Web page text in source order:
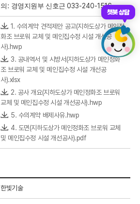
의 : 경영지원부 신호근033-240-1516
1. 수의계약 견적제안 공고(지하도상가 메인정
화조 브로워 교체 및 메인집수정 시설 개선공
사).hwp
3. 공내역서 및 시방서(지하도상가 메인정화
조 브로워 교체 및 메인집수정 시설 개선공
사).xlsx
2. 공사 개요(지하도상가 메인정화조 브로워
교체 및 메인집수정 시설 개선공사).hwp
5. 수의계약 배제사유.hwp
4. 도면(지하도상가 메인정화조 브로워 교체
및 메인집수정 시설 개선공사).pdf
한빛기술
챗봇 상담